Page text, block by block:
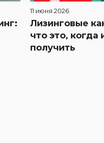
11 июня 2026
Лизинговые
что это, когда
получить